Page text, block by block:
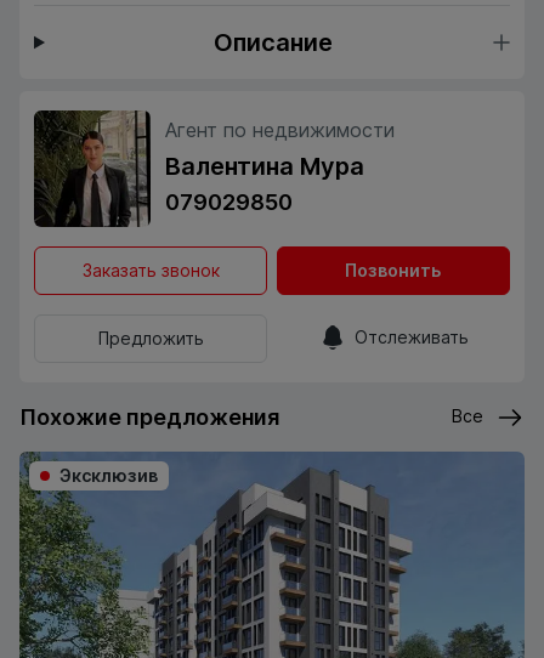
Описание
Агент по недвижимости
Валентина Мура
079029850
Заказать звонок Позвонить
Предложить Отслеживать
Похожие предложения Все
Эксклюзив